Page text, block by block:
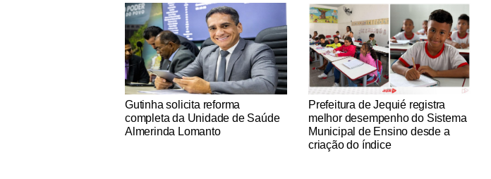
Notícias Católicas
Gutinha solicita reforma
completa da Unidade de Saúde
Almerinda Lomanto
Notícias Católicas
Prefeitura de Jequié registra
melhor desempenho do Sistema
Municipal de Ensino desde a
criação do índice